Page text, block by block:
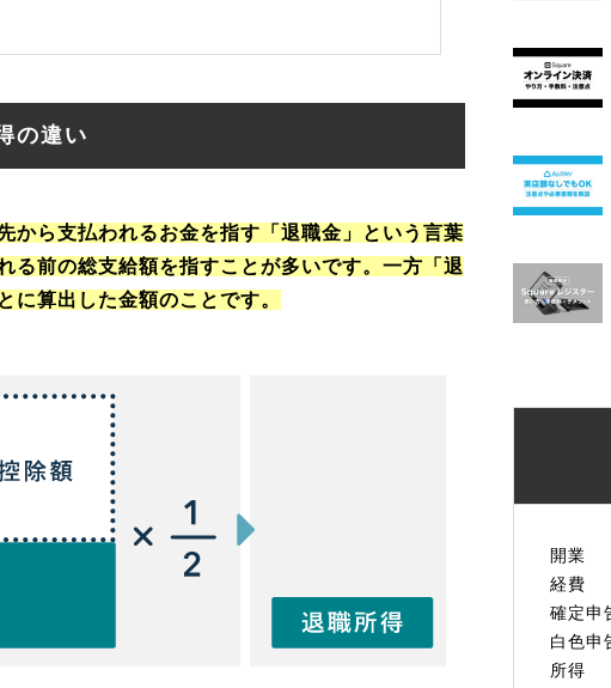
の違い
から支払われるお金を指す「退職金」という言葉
る前の総支給額を指すことが多いです。一方「退
に算出した金額のことです。
開業
経費
確定申
白色申
所得